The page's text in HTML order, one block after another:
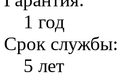
1 год
Срок службы:
5 лет